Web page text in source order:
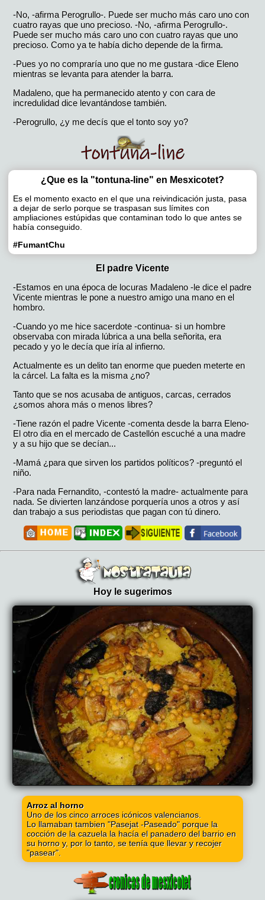
-No, -afirma Perogrullo-. Puede ser mucho más caro uno con
cuatro rayas que uno precioso. -No, -afirma Perogrullo-.
Puede ser mucho más caro uno con cuatro rayas que uno
precioso. Como ya te había dicho depende de la firma.
-Pues yo no compraría uno que no me gustara -dice Eleno
mientras se levanta para atender la barra.
Madaleno, que ha permanecido atento y con cara de
incredulidad dice levantándose también.
-Perogrullo, ¿y me decís que el tonto soy yo?
¿Que es la "tontuna-line" en Mesxicotet?
Es el momento exacto en el que una reivindicación justa, pasa
a dejar de serlo porque se traspasan sus límites con
ampliaciones estúpidas que contaminan todo lo que antes se
había conseguido.
#FumantChu
El padre Vicente
-Estamos en una época de locuras Madaleno -le dice el padre
Vicente mientras le pone a nuestro amigo una mano en el
hombro.
-Cuando yo me hice sacerdote -continua- si un hombre
observaba con mirada lúbrica a una bella señorita, era
pecado y yo le decía que iría al infierno.
Actualmente es un delito tan enorme que pueden meterte en
la cárcel. La falta es la misma ¿no?
Tanto que se nos acusaba de antiguos, carcas, cerrados
¿somos ahora más o menos libres?
-Tiene razón el padre Vicente -comenta desde la barra Eleno-
El otro dia en el mercado de Castellón escuché a una madre
y a su hijo que se decían...
-Mamá ¿para que sirven los partidos políticos? -preguntó el
niño.
-Para nada Fernandito, -contestó la madre- actualmente para
nada. Se divierten lanzándose porquería unos a otros y así
dan trabajo a sus periodistas que pagan con tú dinero.
Hoy le sugerimos
Arroz al horno
Uno de los cinco arroces icónicos valencianos.
Lo llamaban tambien "Pasejat -Paseado" porque la
cocción de la cazuela la hacía el panadero del barrio en
su horno y, por lo tanto, se tenía que llevar y recojer
"pasear".